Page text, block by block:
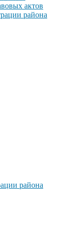
актов
района
района